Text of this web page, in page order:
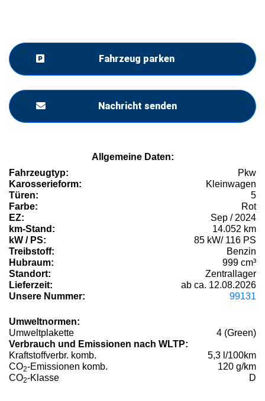
Fahrzeug parken
Nachricht senden
Allgemeine Daten:
Fahrzeugtyp:
Pkw
Karosserieform:
Kleinwagen
Türen:
5
Farbe:
Rot
EZ:
Sep / 2024
km-Stand:
14.052 km
kW / PS:
85 kW/ 116 PS
Treibstoff:
Benzin
Hubraum:
999 cm³
Standort:
Zentrallager
Lieferzeit:
ab ca. 12.08.2026
Unsere Nummer:
99131
Umweltnormen:
Umweltplakette
4 (Green)
Verbrauch und Emissionen nach WLTP:
Kraftstoffverbr. komb.
5,3 l/100km
CO2-Emissionen komb.
120 g/km
CO2-Klasse D